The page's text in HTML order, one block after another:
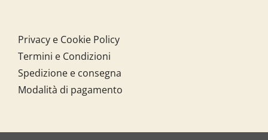
Privacy e Cookie Policy
Termini e Condizioni
Spedizione e consegna
Modalità di pagamento